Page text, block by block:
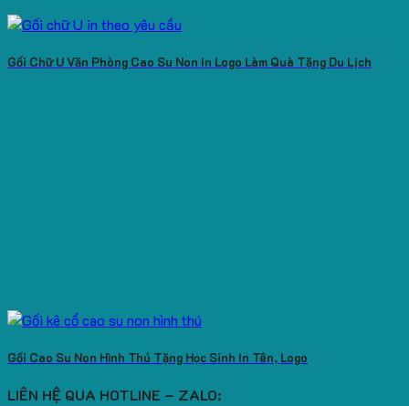
Gối Chữ U Văn Phòng Cao Su Non In Logo Làm Quà Tặng Du Lịch
Gối Cao Su Non Hình Thú Tặng Học Sinh In Tên, Logo
LIÊN HỆ QUA HOTLINE – ZALO: